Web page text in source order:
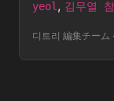
yeol, 김무열
디트리 編集チーム ·